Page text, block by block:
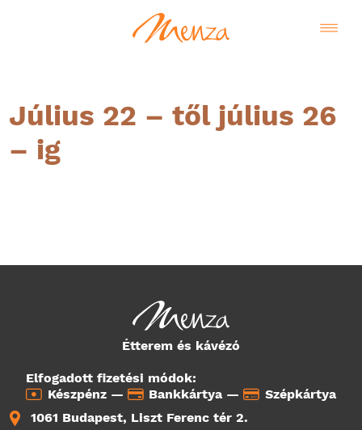
Július 22 – től július 26
– ig
Étterem és kávézó
Elfogadott fizetési módok:
Készpénz —
Bankkártya —
Szépkártya
1061 Budapest, Liszt Ferenc tér 2.